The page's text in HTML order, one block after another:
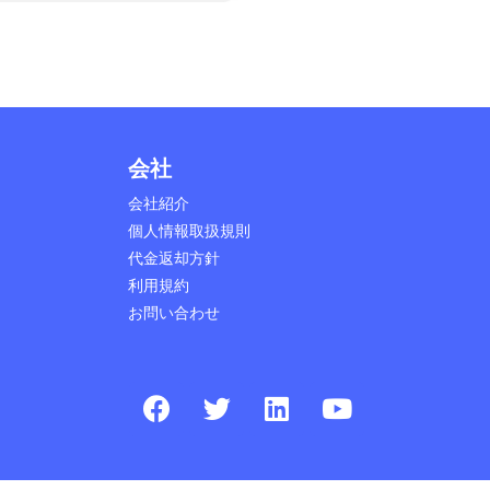
会社
会社紹介
個人情報取扱規則
代金返却方針
利用規約
お問い合わせ